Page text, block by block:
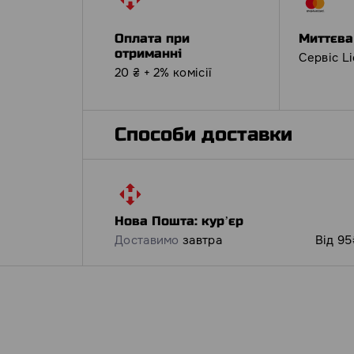
Оплата при
отриманні
20 ₴ + 2% комісії
Сервіс
Способи доставки
Нова Пошта: курʼєр
Доставимо завтра Від